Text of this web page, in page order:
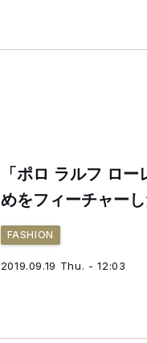
「ポロ ラルフ ロ
めをフィーチャー
FASHION
2019.09.19 Thu. - 12:03